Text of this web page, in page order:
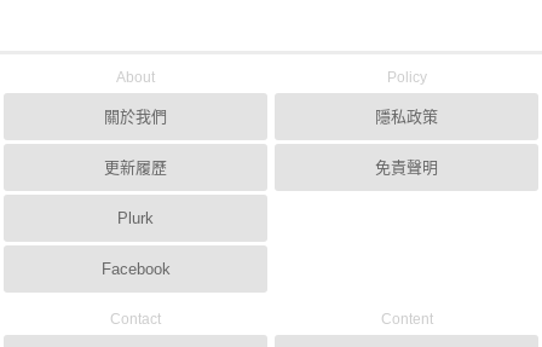
About
關於我們
更新履歷
Plurk
Facebook
Policy
隱私政策
免責聲明
Contact Content